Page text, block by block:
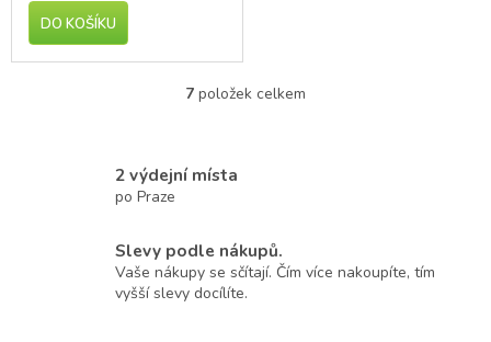
DO KOŠÍKU
O
í
p
7 položek celkem
2 výdejní místa
po Praze
Slevy podle nákupů.
Vaše nákupy se sčítají. Čím více nakoupíte, tím
vyšší slevy docílíte.